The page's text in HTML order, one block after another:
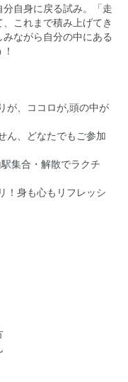
自身に戻る試み。「走
これまで積み上げてき
ながら自分の中にある
が、ココロが,頭の中が
、どなたでもご参加
集合・解散でラクチ
身も心もリフレッシ